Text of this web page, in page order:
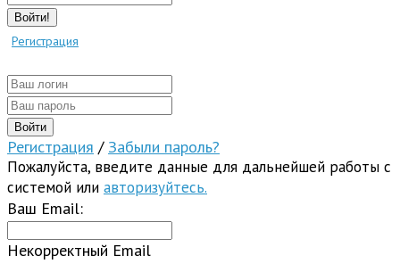
Войти!
Регистрация
Регистрация / Забыли пароль?
Пожалуйста, введите данные для дальнейшей работы с
системой или авторизуйтесь.
Ваш Email:
Некорректный Email